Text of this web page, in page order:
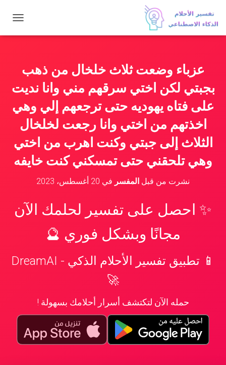
ب
ت
ق
عزباء وضعت ثلاث خلخال من ذهب
بجبتي لكن اختي سرقهم مني وانا نديت
على فتاه يهوديه حتى ترجعهم إلي وهي
اخذتهم من اختي وانا رجعت لخلخال
الثلاث إلى جبتي وكنت اهرب من اختي
وهي تلحقني حتى تمسكني كنت خايفه
نشرت من قبل المفسر في 20 أغسطس، 2023
✨ احصل على تفسير لحلمك الآن
مجانًا وبشكل فوري 🔮
📱 تطبيق تفسير الأحلام الذكي - DreamAI
🚀
حمله الآن لتكتشف أسرار أحلامك بسهولة !